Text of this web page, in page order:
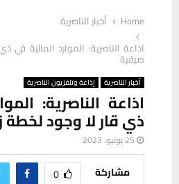
Home
أخبار الناصرية
اذاعة الناصرية: الموارد المائية في
صيفية
أخبار الناصرية إذاعة وتلفزيون الناصرية
اذاعة الناصرية:
ذي قار لا وجود لخطة
25 يونيو، 2023
مشاركة 0